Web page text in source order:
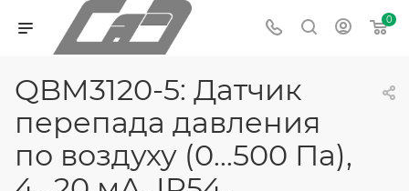
0
QBM3120-5: Датчик
перепада давления
по воздуху (0...500 Па),